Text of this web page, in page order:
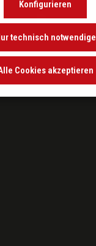
technisch notwendige
Konfigurieren
Cookies akzeptieren